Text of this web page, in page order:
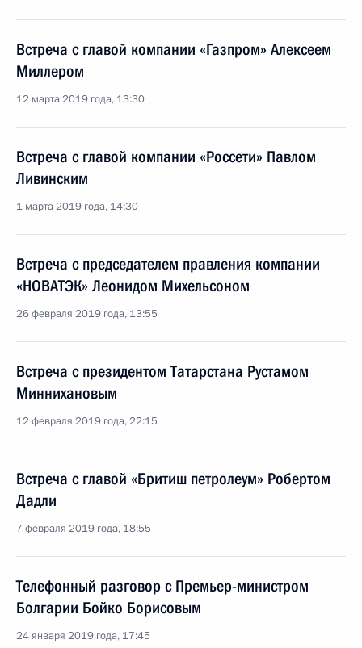
Встреча с главой компании «Газпром» Алексеем
Миллером
12 марта 2019 года, 13:30
Встреча с главой компании «Россети» Павлом
Ливинским
1 марта 2019 года, 14:30
Встреча с председателем правления компании
«НОВАТЭК» Леонидом Михельсоном
26 февраля 2019 года, 13:55
Встреча с президентом Татарстана Рустамом
Миннихановым
12 февраля 2019 года, 22:15
Встреча с главой «Бритиш петролеум» Робертом
Дадли
7 февраля 2019 года, 18:55
Телефонный разговор с Премьер-министром
Болгарии Бойко Борисовым
24 января 2019 года, 17:45